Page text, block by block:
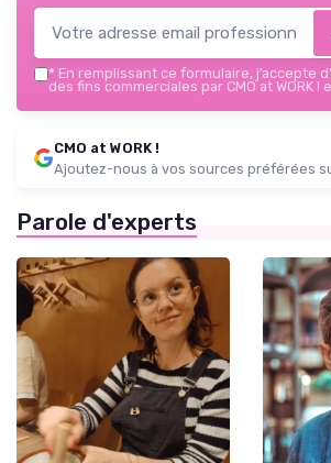
* En remplissant ce formulaire, j’accepte
des fins commerciales par CMO at WORK !
CMO at WORK !
Ajoutez-nous à vos sources préférées
Parole d'experts